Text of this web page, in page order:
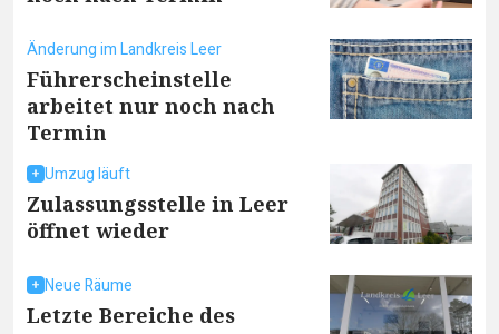
Änderung im Landkreis Leer
Führerscheinstelle
arbeitet nur noch nach
Termin
Umzug läuft
Zulassungsstelle in Leer
öffnet wieder
Neue Räume
Letzte Bereiche des